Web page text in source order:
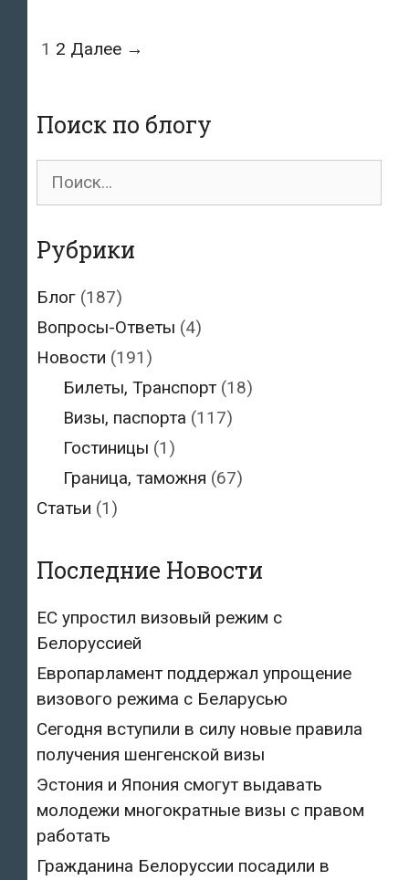
ею
требований
Навигация
1 2 Далее →
Поиск по блогу
Поиск
Рубрики
Блог (187)
Вопросы-Ответы (4)
Новости (191)
Билеты, Транспорт(18)
Визы, паспорта (117)
Гостиницы (1)
Граница, таможня (67)
Статьи (1)
Последние Новости
ЕС упростил визовый режим с
Белоруссией
Европарламент поддержал упрощение
визового режима с Беларусью
Сегодня вступили в силу новые правила
получения шенгенской визы
Эстония и Япония смогут выдавать
молодежи многократные визы с правом
работать
Гражданина Белоруссии посадили в